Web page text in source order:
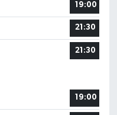
19:00
21:30
21:30
19:00